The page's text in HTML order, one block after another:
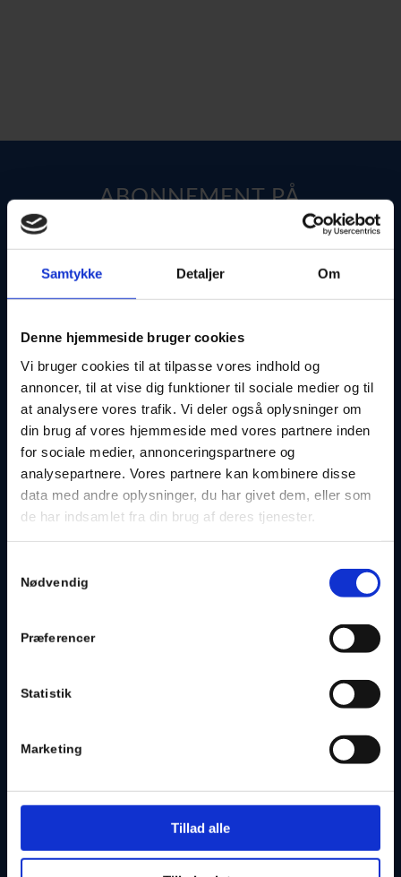
Samtykke Detaljer Om
Denne hjemmeside bruger cookies
Vi bruger cookies til at tilpasse vores indhold og
annoncer, til at vise dig funktioner til sociale medier og til
at analysere vores trafik. Vi deler også oplysninger om
din brug af vores hjemmeside med vores partnere inden
for sociale medier, annonceringspartnere og
analysepartnere. Vores partnere kan kombinere disse
data med andre oplysninger, du har givet dem, eller som
de har indsamlet fra din brug af deres tjenester.
Nødvendig
Præferencer
Statistik
Marketing
Tillad alle
ABONNEMENT PÅ
DÆKSKIFT OG OPBEVARING
MULIGHED FOR LÅNEBIL
GRATIS PÅFYLDNING AF
SPRINKLERVÆSKE
OVERSKUELIGE UDGIFTER